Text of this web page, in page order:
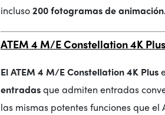
incluso200 fotogramas de
ATEM 4 M/E Constellation 4K Plus
El ATEM 4 M/E Constellation 4K Plus
entradasque admiten entradas
las mismas potentes funciones que